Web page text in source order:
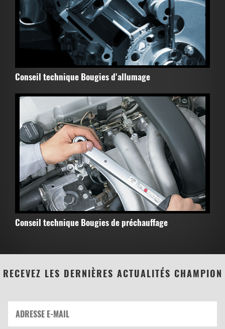
Conseil technique Bougies d'allumage
Conseil technique Bougies de préchauffage
RECEVEZ LES DERNIÈRES ACTUALITÉS CHAMPION